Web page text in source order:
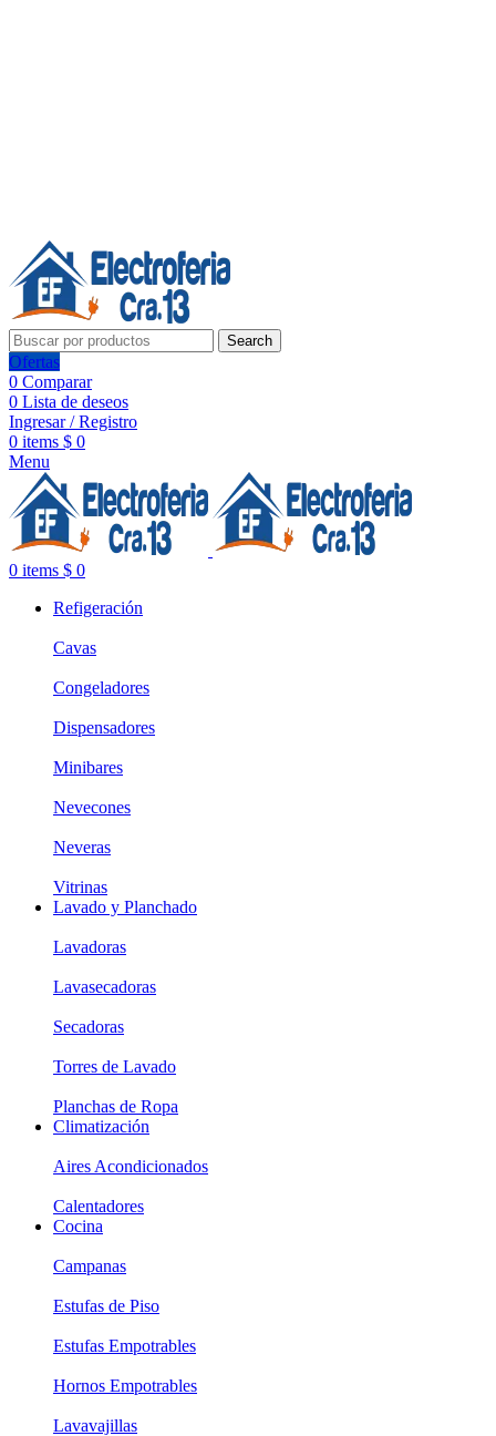
Search
Ofertas
0 Comparar
0 Lista de deseos
Ingresar / Registro
0 items $ 0
Menu
0 items $ 0
Refigeración
Cavas
Congeladores
Dispensadores
Minibares
Nevecones
Neveras
Vitrinas
Lavado y Planchado
Lavadoras
Lavasecadoras
Secadoras
Torres de Lavado
Planchas de Ropa
Climatización
Aires Acondicionados
Calentadores
Cocina
Campanas
Estufas de Piso
Estufas Empotrables
Hornos Empotrables
Lavavajillas